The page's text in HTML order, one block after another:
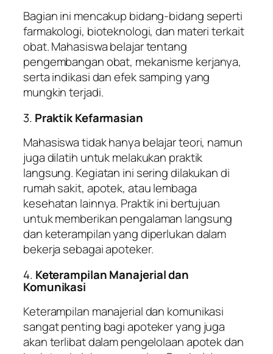
Bagian ini mencakup bidang-bidang seperti
farmakologi, bioteknologi, dan materi terkait
obat. Mahasiswa belajar tentang
pengembangan obat, mekanisme kerjanya,
serta indikasi dan efek samping yang
mungkin terjadi.
3. Praktik Kefarmasian
Mahasiswa tidak hanya belajar teori, namun
juga dilatih untuk melakukan praktik
langsung. Kegiatan ini sering dilakukan di
rumah sakit, apotek, atau lembaga
kesehatan lainnya. Praktik ini bertujuan
untuk memberikan pengalaman langsung
dan keterampilan yang diperlukan dalam
bekerja sebagai apoteker.
4. Keterampilan Manajerial dan
Komunikasi
Keterampilan manajerial dan komunikasi
sangat penting bagi apoteker yang juga
akan terlibat dalam pengelolaan apotek dan